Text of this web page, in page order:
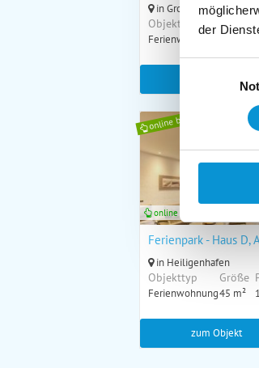
der
in Großenbrode
Objekttyp
Ferienwohnung
Größe
zum Objekt
online buchbar
Ferienpark - Haus D,
in Heiligenhafen
Objekttyp
Ferienwohnung
Größe
45 m²
online buchbar
zum Objekt